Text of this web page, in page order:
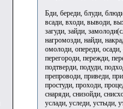
Бди, береди, блуди,
всади, входи, выводи,
загуди, зайди,
нагромозди, найди,
омолоди, опереди, осади,
перегороди, пережди,
подтверди, подуди,
препроводи, приведи,
простуди, проходи,
снаряди, снизойди,
услади, уследи, устыди,